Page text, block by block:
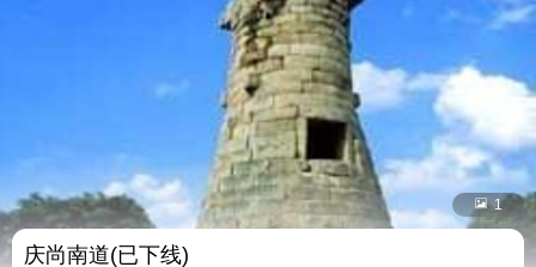
 1
庆尚南道(已下线)